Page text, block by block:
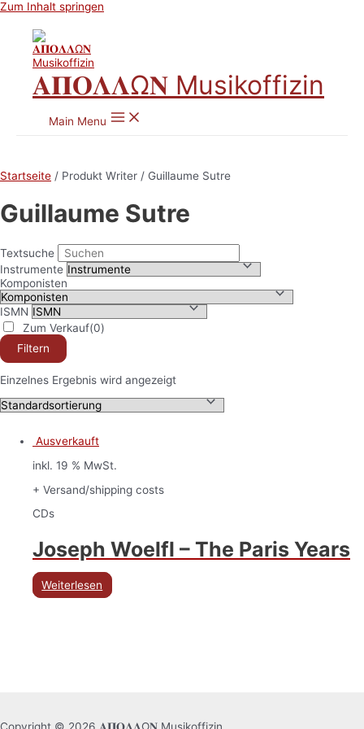
Zum Inhalt springen
𝚨𝚷𝚶𝚲𝚲Ω𝚴 Musikoffizin
Main Menu
Startseite / Produkt Writer / Guillaume Sutre
Guillaume Sutre
Textsuche
Instrumente
Komponisten
ISMN
Zum Verkauf(0)
Filtern
Einzelnes Ergebnis wird angezeigt
Ausverkauft
inkl. 19 % MwSt.
+ Versand/shipping costs
CDs
Joseph Woelfl – The Paris Years
Weiterlesen
Copyright © 2026 𝚨𝚷𝚶𝚲𝚲Ω𝚴 Musikoffizin